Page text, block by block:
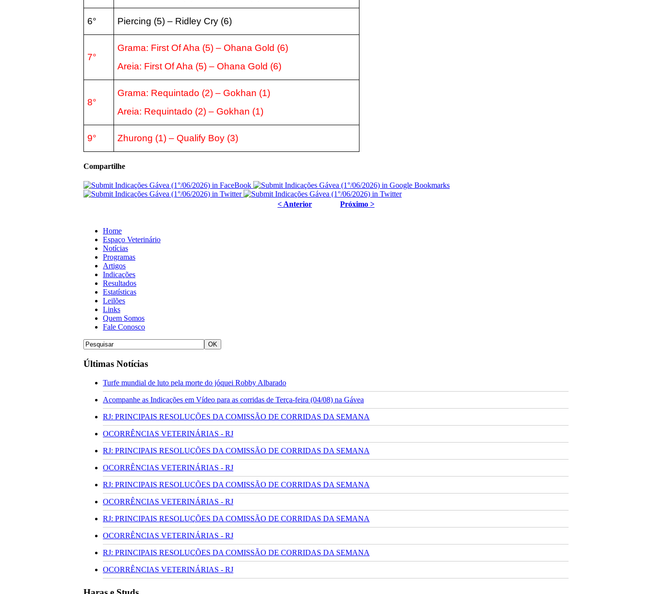
6° Piercing (5) – Ridley Cry (6)
7°
Grama: First Of Aha (5) – Ohana Gold (6)
Areia: First Of Aha (5) – Ohana Gold (6)
8°
Grama: Requintado (2) – Gokhan (1)
Areia: Requintado (2) – Gokhan (1)
9° Zhurong (1) – Qualify Boy (3)
Compartilhe
< Anterior Próximo >
Home
Espaço Veterinário
Notícias
Programas
Artigos
Indicações
Resultados
Estatísticas
Leilões
Links
Quem Somos
Fale Conosco
Últimas Notícias
Turfe mundial de luto pela morte do jóquei Robby Albarado
Acompanhe as Indicações em Vídeo para as corridas de Terça-feira (04/08) na Gávea
RJ: PRINCIPAIS RESOLUÇÕES DA COMISSÃO DE CORRIDAS DA SEMANA
OCORRÊNCIAS VETERINÁRIAS - RJ
RJ: PRINCIPAIS RESOLUÇÕES DA COMISSÃO DE CORRIDAS DA SEMANA
OCORRÊNCIAS VETERINÁRIAS - RJ
RJ: PRINCIPAIS RESOLUÇÕES DA COMISSÃO DE CORRIDAS DA SEMANA
OCORRÊNCIAS VETERINÁRIAS - RJ
RJ: PRINCIPAIS RESOLUÇÕES DA COMISSÃO DE CORRIDAS DA SEMANA
OCORRÊNCIAS VETERINÁRIAS - RJ
RJ: PRINCIPAIS RESOLUÇÕES DA COMISSÃO DE CORRIDAS DA SEMANA
OCORRÊNCIAS VETERINÁRIAS - RJ